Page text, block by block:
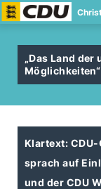
Das Land der
Möglichkeiten“
Klartext:
sprach auf
und der CDU